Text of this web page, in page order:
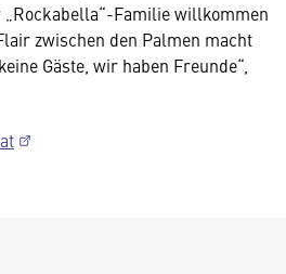
Familie willkommen
zwischen den Palmen macht
Gäste, wir haben Freunde“,